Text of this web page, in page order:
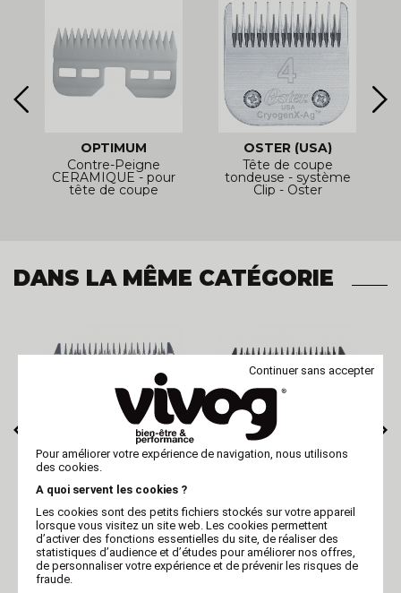
OPTIMUM
Contre-Peigne
CERAMIQUE - pour
tête de coupe
OSTER (USA)
Tête de coupe
tondeuse - système
Clip - Oster
DANS LA MÊME CATÉGORIE
Tête de coupe
tondeuse - Optimum
Extrem Universel -
N°8,5 -
tondeuse - Optimum
Extrem Universel -
N°9 - 2
Continuer sans accepter
Pour améliorer votre expérience de navigation, nous utilisons
des cookies.
A quoi servent les cookies ?
Les cookies sont des petits fichiers stockés sur votre appareil
lorsque vous visitez un site web. Les cookies permettent
d’activer des fonctions essentielles du site, de réaliser des
statistiques d’audience et d’études pour améliorer nos offres,
de personnaliser votre expérience et de prévenir les risques de
fraude.